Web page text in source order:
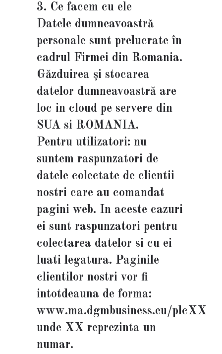
3. Ce facem cu ele
Datele dumneavoastră
personale sunt prelucrate în
cadrul Firmei din Romania.
Găzduirea și stocarea
datelor dumneavoastră are
loc in cloud pe servere din
SUA si ROMANIA.
Pentru utilizatori: nu
suntem raspunzatori de
datele colectate de clientii
nostri care au comandat
pagini web. In aceste cazuri
ei sunt raspunzatori pentru
colectarea datelor si cu ei
luati legatura. Paginile
clientilor nostri vor fi
intotdeauna de forma:
www.ma.dgmbusiness.eu/plcXX
unde XX reprezinta un
numar.